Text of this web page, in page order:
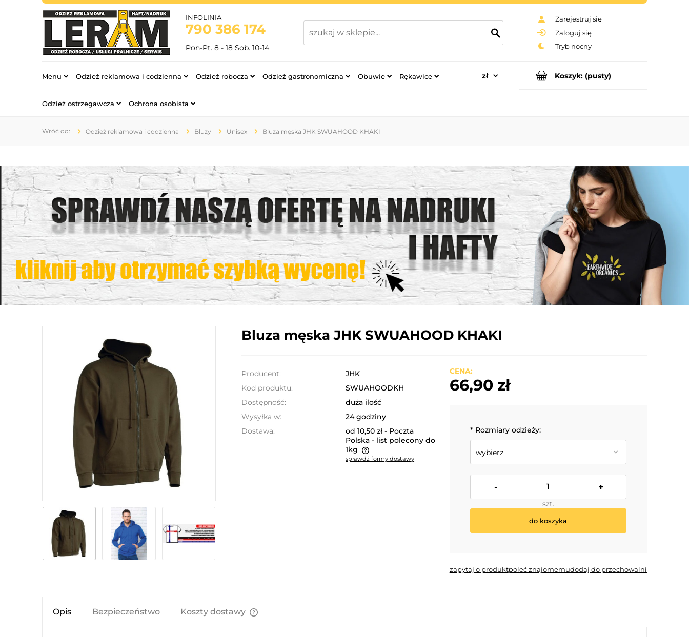
Zarejestruj się
Zaloguj się
INFOLINIA
790 386 174
Pon-Pt. 8 - 18 Sob. 10-14
Koszyk: (pusty)
Menu Odzież reklamowa i codzienna Odzież robocza Odzież gastronomiczna Obuwie Rękawice
Odzież ostrzegawcza Ochrona osobista
Odzież reklamowa i codzienna Bluzy Unisex Bluza męska JHK SWUAHOOD KHAKI
Bluza męska JHK SWUAHOOD KHAKI
Producent:
JHK
Kod produktu:
SWUAHOODKH
Dostępność:
duża ilość
Wysyłka w:
24 godziny
Dostawa:
od 10,50 zł - Poczta
Polska - list polecony do
1kg
sprawdź formy dostawy
CENA:
66,90 zł
*Rozmiary odzieży:
- +
szt.
do koszyka
zapytaj o produktpoleć znajomemudodaj do przechowalni
Opis Bezpieczeństwo Koszty dostawy